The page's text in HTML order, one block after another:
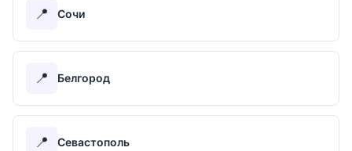
📍 Сочи
📍 Белгород
📍 Севастополь